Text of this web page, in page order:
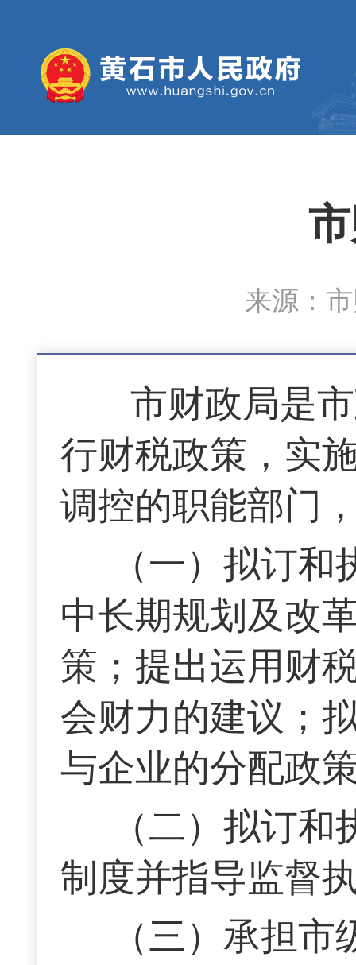
来源：
市财政局是
行财税政策，实
调控的职能部门
（一）拟订
中长期规划及改
策；提出运用财
会财力的建议；
与企业的分配政
（二）拟订
制度并指导监督
（三）承担